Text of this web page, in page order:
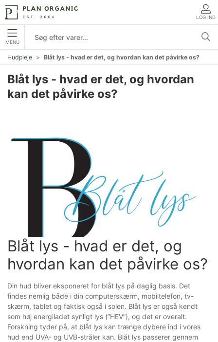
LOG IND
MENU
Hudpleje Blåt lys - hvad er det, og hvordan kan det påvirke os?
Blåt lys - hvad er det, og hvordan
kan det påvirke os?
Blåt lys - hvad er det, og
hvordan kan det påvirke os?
Din hud bliver eksponeret for blåt lys på daglig basis. Det
findes nemlig både i din computerskærm, mobiltelefon, tv-
skærm, tablet og faktisk også i solen. Blåt lys er også kendt
som høj energiladet synligt lys (”HEV”), og det er overalt.
Forskning tyder på, at blåt lys kan trænge dybere ind i vores
hud end UVA- og UVB-stråler kan. Blåt lys passerer gennem